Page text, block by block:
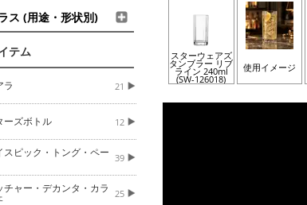
ス (用途・形状別)
テム
ラ 21
ーズボトル 12
スピック・トング・ペー 39
チャー・デカンタ・カラ 25
スターウェアズ
タンブラー リブ
ライン 240ml
(SW-126018)
使用イメージ